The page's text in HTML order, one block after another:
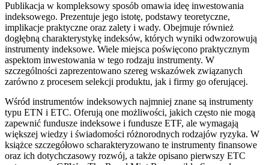
Publikacja w kompleksowy sposób omawia ideę inwestowania
indeksowego. Prezentuje jego istotę, podstawy teoretyczne,
implikacje praktyczne oraz zalety i wady. Obejmuje również
dogłębną charakterystykę indeksów, których wyniki odwzorowują
instrumenty indeksowe. Wiele miejsca poświęcono praktycznym
aspektom inwestowania w tego rodzaju instrumenty. W
szczególności zaprezentowano szereg wskazówek związanych
zarówno z procesem selekcji produktu, jak i firmy go oferującej.
Wśród instrumentów indeksowych najmniej znane są instrumenty
typu ETN i ETC. Oferują one możliwości, jakich często nie mogą
zapewnić fundusze indeksowe i fundusze ETF, ale wymagają
większej wiedzy i świadomości różnorodnych rodzajów ryzyka. W
książce szczegółowo scharakteryzowano te instrumenty finansowe
oraz ich dotychczasowy rozwój, a także opisano pierwszy ETC